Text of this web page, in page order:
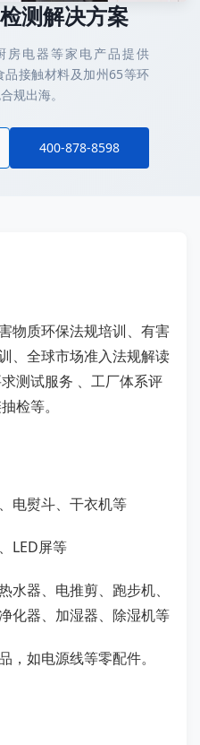
测解决方案
房电器等家电产品提供
品接触材料及加州65等环
规出海。
400-878-8598
物质环保法规培训、有害
、全球市场准入法规解读
测试服务 、工厂体系评
检等。
电熨斗、干衣机等
LED屏等
水器、电推剪、跑步机、
化器、加湿器、除湿机等
，如电源线等零配件。